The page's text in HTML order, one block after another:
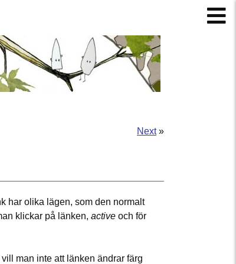
Next»
har olika lägen, som den normalt
klickar på länken, activeoch för
man inte att länken ändrar färg